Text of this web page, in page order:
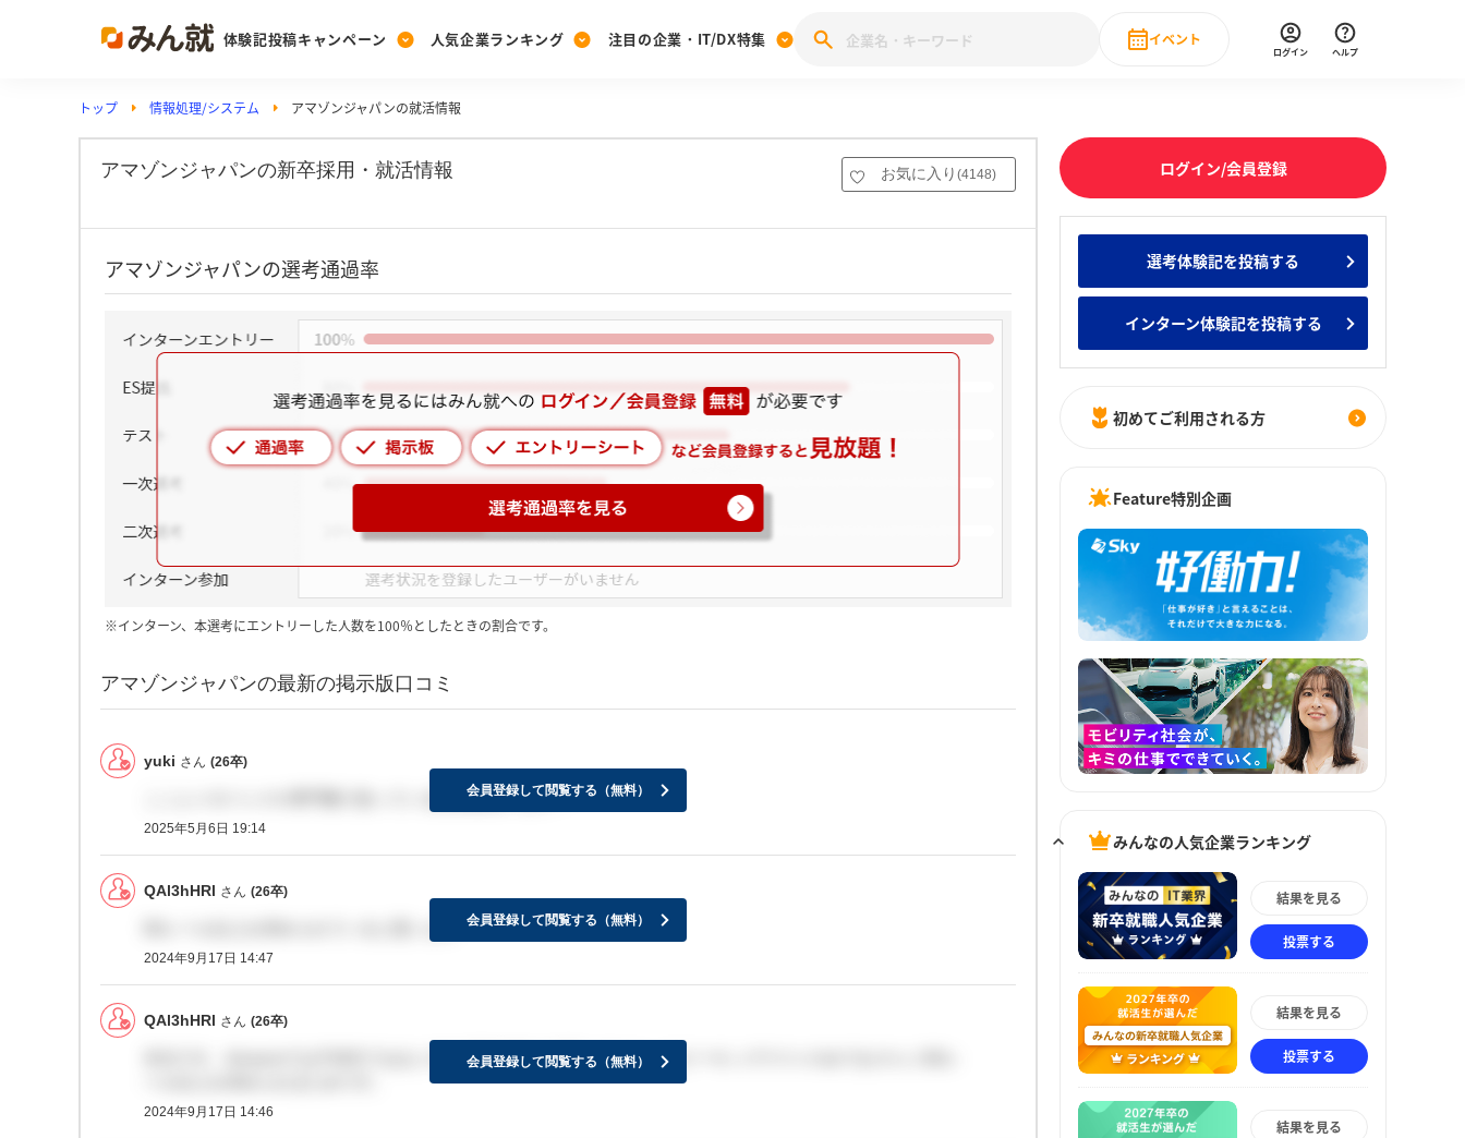
体験記投稿キャンペーン
Post
投稿する
[27卒] 本選考体験記投稿キャンペーン
人気企業ランキング
Ranking
ランキングを見る
投票する
みんなの新卒就職人気企業ランキング みんなのインターン人気企業ランキ
注目の企業・IT/DX特集
PickUp
注目の企業特集
28卒 IT・DX企業特集 27卒 IT・DX企業特集 28卒 IT・DX現場社員インタビュー
動画で知ろう！業界・企業研究
イベント
直近のイベント一覧
ログイン ヘルプ
トップ 情報処理/システム アマゾンジャパンの就活情報
アマゾンジャパンの新卒採用・就活情報 お気に入り (4148)
アマゾンジャパンの選考通過率
※インターン、本選考にエントリーした人数を100％としたときの割合です。
アマゾンジャパンの最新の掲示版口コミ
yuki さん (26卒)
こことメガバンクの専門職で迷っている理系院生います？
2025年5月6日 19:14
会員登録して閲覧する（無料）
QAl3hHRl さん (26卒)
2024年9月17日 14:47
会員登録して閲覧する（無料）
QAl3hHRl さん (26卒)
本当です。AmazonではTOEICではなく他の英語試験を採用しており、スピーキングテストのみでおそらくB2レ
2024年9月17日 14:46
会員登録して閲覧する（無料）
ログイン/会員登録
選考体験記を投稿する
インターン体験記を投稿する
初めてご利用される方
Feature特別企画
みんなの人気企業ランキング
結果を見る
投票する
結果を見る
投票する
結果を見る